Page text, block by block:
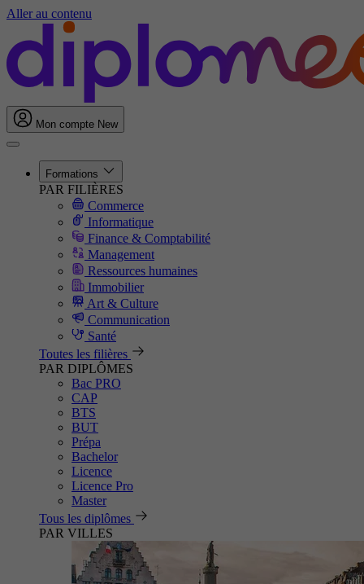
Aller au contenu
Mon compte New
Formations
PAR FILIÈRES
Commerce
Informatique
Finance & Comptabilité
Management
Ressources humaines
Immobilier
Art & Culture
Communication
Santé
Toutes les filières
PAR DIPLÔMES
Bac PRO
CAP
BTS
BUT
Prépa
Bachelor
Licence
Licence Pro
Master
Tous les diplômes
PAR VILLES